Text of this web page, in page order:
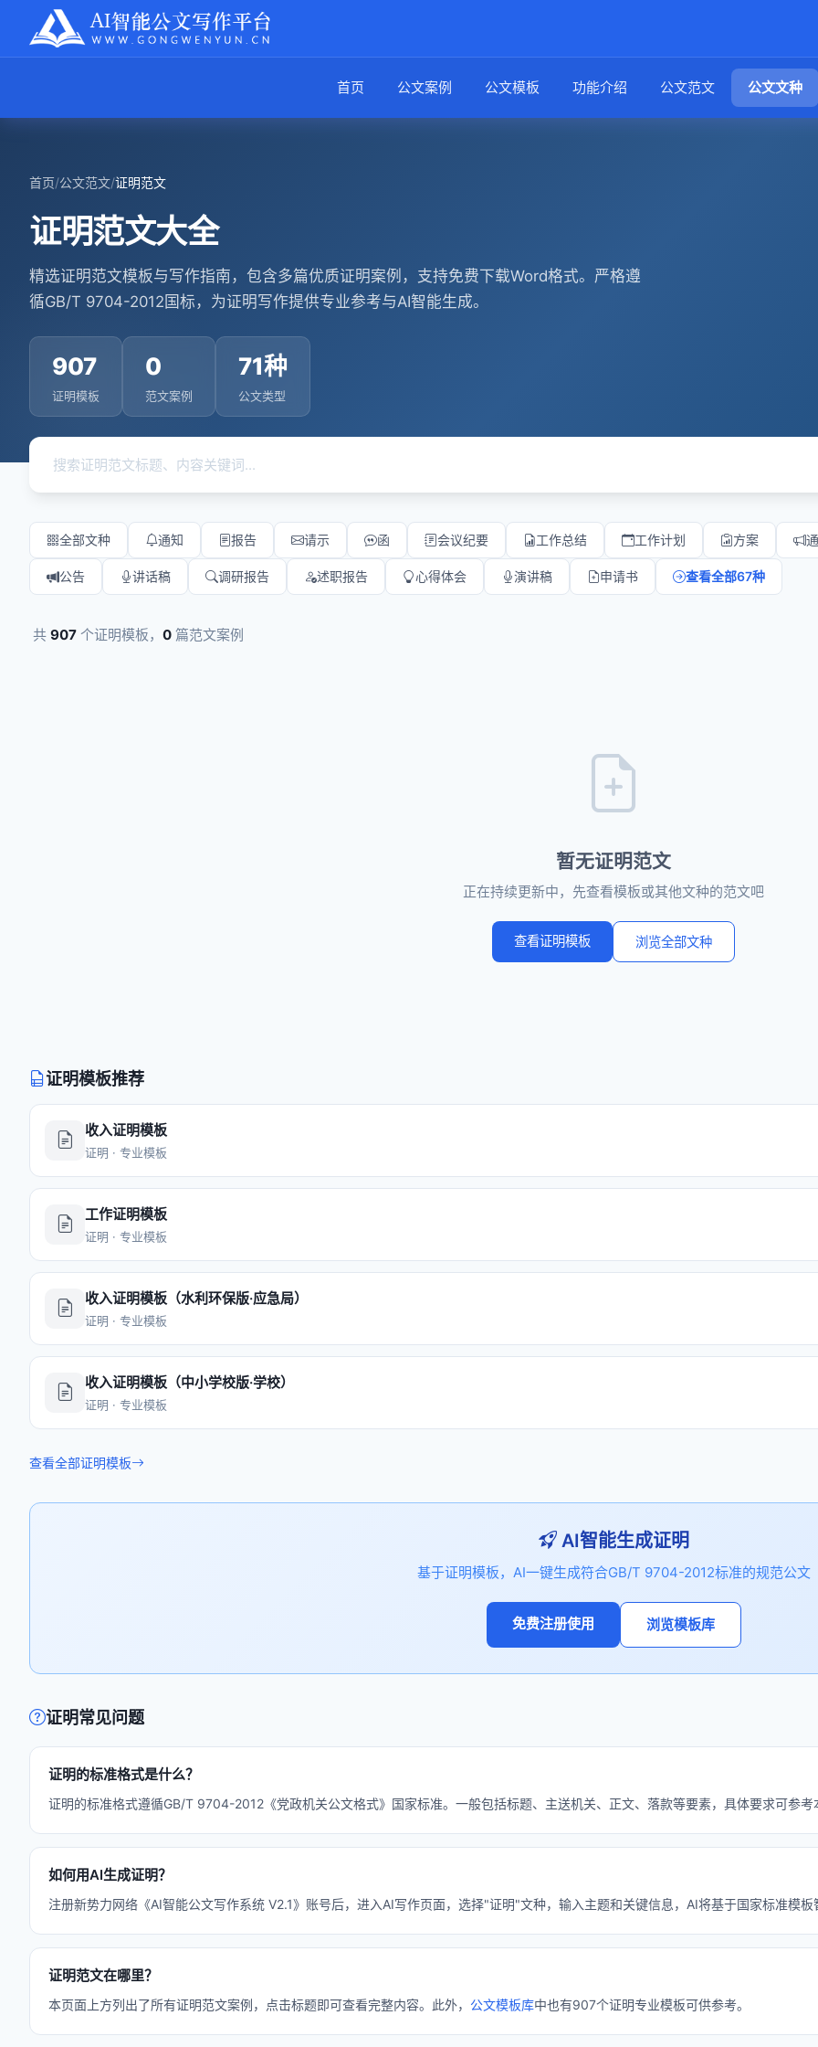
首页 公文案例 公文模板 功能介绍 公文范文 公文文种
首页/公文范文/证明范文
证明范文大全
精选证明范文模板与写作指南，包含多篇优质证明案例，支持免费下载Word格式。严格遵
循GB/T 9704-2012国标，为证明写作提供专业参考与AI智能生成。
907
证明模板
0
范文案例
71种
公文类型
全部文种 通知 报告 请示 函 会议纪要 工作总结 工作计划 方案
公告 讲话稿 调研报告 述职报告 心得体会 演讲稿 申请书 查看全部67种
共 907 个证明模板， 0 篇范文案例
暂无证明范文
正在持续更新中，先查看模板或其他文种的范文吧
查看证明模板 浏览全部文种
证明模板推荐
收入证明模板
证明 · 专业模板
工作证明模板
证明 · 专业模板
收入证明模板（水利环保版·应急局）
证明 · 专业模板
收入证明模板（中小学校版·学校）
证明 · 专业模板
查看全部证明模板
AI智能生成证明
基于证明模板，AI一键生成符合GB/T 9704-2012标准的规范公文
免费注册使用 浏览模板库
证明常见问题
证明的标准格式是什么？
证明的标准格式遵循GB/T 9704-2012《党政机关公文格式》国家标准。一般包括标题、主送机关、正文、落款等要素，具体要求可参考
如何用AI生成证明？
注册新势力网络《AI智能公文写作系统 V2.1》账号后，进入AI写作页面，选择"证明"文种，输入主题和关键信息，AI将基于国家标准模板
证明范文在哪里？
本页面上方列出了所有证明范文案例，点击标题即可查看完整内容。此外， 公文模板库中也有907个证明专业模板可供参考。